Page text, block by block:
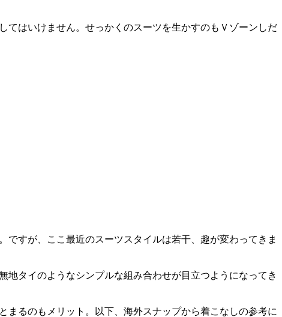
てはいけません。せっかくのスーツを生かすのもＶゾーンしだ
すが、ここ最近のスーツスタイルは若干、趣が変わってきま
タイのようなシンプルな組み合わせが目立つようになってき
るのもメリット。以下、海外スナップから着こなしの参考に